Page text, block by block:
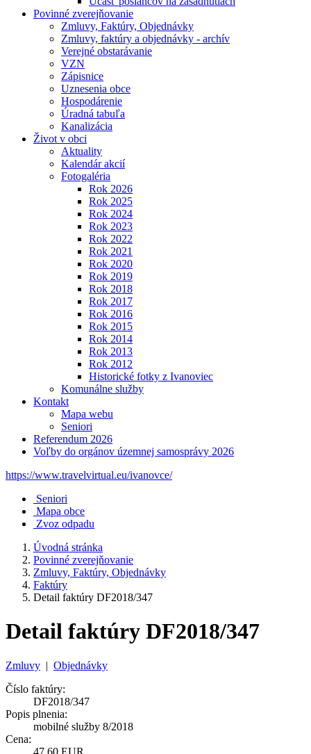
Povinné zverejňovanie
Zmluvy, Faktúry, Objednávky
Zmluvy, faktúry a objednávky - archív
Verejné obstarávanie
VZN
Zápisnice
Uznesenia obce
Hospodárenie
Úradná tabuľa
Kanalizácia
Život v obci
Aktuality
Kalendár akcií
Fotogaléria
Rok 2026
Rok 2025
Rok 2024
Rok 2023
Rok 2022
Rok 2021
Rok 2020
Rok 2019
Rok 2018
Rok 2017
Rok 2016
Rok 2015
Rok 2014
Rok 2013
Rok 2012
Historické fotky z Ivanoviec
Komunálne služby
Kontakt
Mapa webu
Seniori
Referendum 2026
Voľby do orgánov územnej samosprávy 2026
https://www.travelvirtual.eu/ivanovce/
Seniori
Mapa obce
Zvoz odpadu
Úvodná stránka
Povinné zverejňovanie
Zmluvy, Faktúry, Objednávky
Faktúry
Detail faktúry DF2018/347
Detail faktúry DF2018/347
Zmluvy | Objednávky
Číslo faktúry:
DF2018/347
Popis plnenia:
mobilné služby 8/2018
Cena:
47,60 EUR